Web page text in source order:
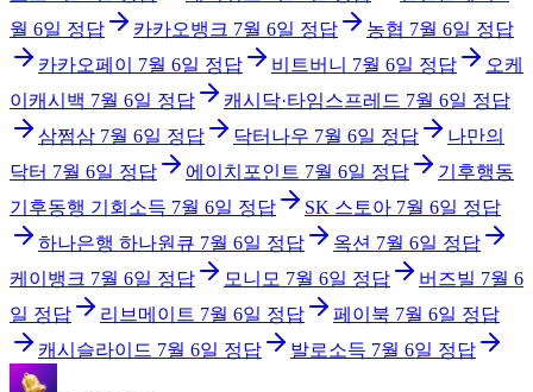
월 6일 정답 카카오뱅크 7월 6일 정답 농협 7월 6일 정답
카카오페이
7월 6일 정답 비트버니 7월 6일 정답
오케
이캐시백 7월 6일 정답 캐시닥·타임스프레드 7월 6일 정답
삼쩜삼 7월 6일 정답 닥터나우 7월 6일 정답
나만의
닥터 7월 6일 정답 에이치포인트 7월 6일 정답
기후행동
기후동행 기회소득 7월 6일 정답 SK 스토아 7월 6일 정답
하나은행 하나원큐 7월 6일 정답 옥션 7월 6일 정답
케이뱅크 7월 6일 정답 모니모 7월 6일 정답 버즈빌 7월 6
일 정답 리브메이트 7월 6일 정답 페이북 7월 6일 정답
캐시슬라이드 7월 6일 정답 발로소득 7월 6일 정답